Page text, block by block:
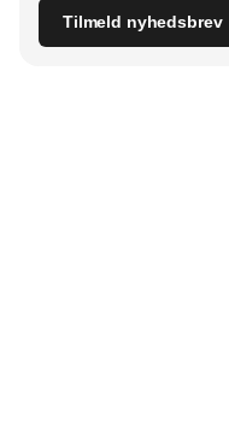
Tilmeld nyhedsbrev